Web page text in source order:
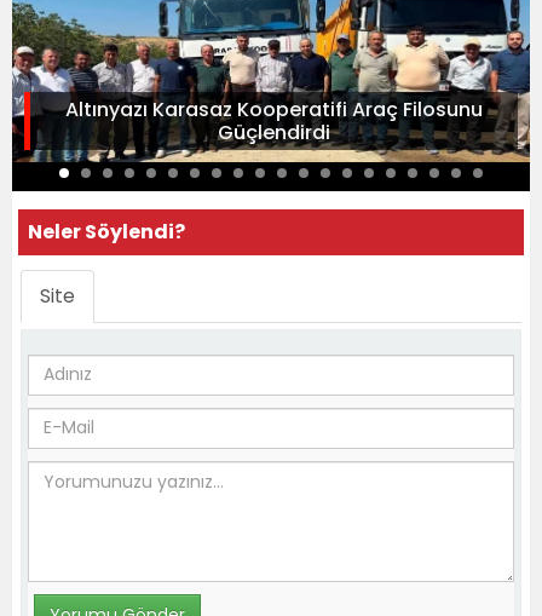
Altınyazı Karasaz Kooperatifi Araç Filosunu
Güçlendirdi
Neler Söylendi?
Site